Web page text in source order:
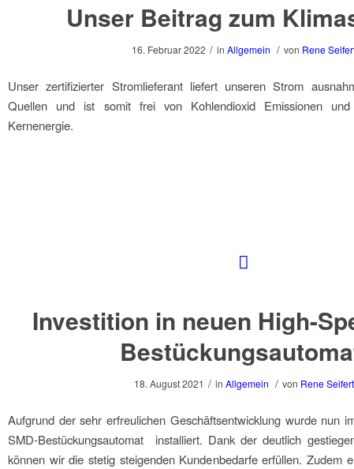
Unser Beitrag zum
16. Februar 2022 / in Allgemein / von Rene
Unser zertifizierter Stromlieferant liefert unseren Strom
Quellen und ist somit frei von Kohlendioxid Emissionen
Kernenergie.
Investition in neuen High-
18. August 2021 / in Allgemein / von Rene Seifert
Aufgrund der sehr erfreulichen Geschäftsentwicklung wurde nun
SMD-Bestückungsautomat installiert. Dank der deutlich
können wir die stetig steigenden Kundenbedarfe erfüllen. Zudem